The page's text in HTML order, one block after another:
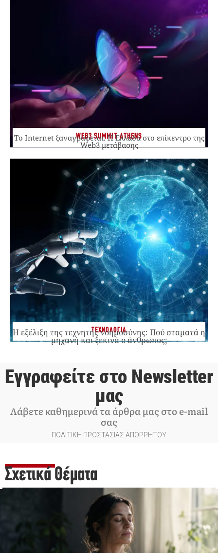
WEB3 SUMMIT ATHENS
Το Internet ξαναγράφεται. Η Ελλάδα στο επίκεντρο της
Web3 μετάβασης
ΤΕΧΝΟΛΟΓΙΑ
Η εξέλιξη της τεχνητής νοημοσύνης: Πού σταματά η
μηχανή και ξεκινά ο άνθρωπος;
Εγγραφείτε στο Newsletter
μας
Λάβετε καθημερινά τα άρθρα μας στο e-mail
σας
ΠΟΛΙΤΙΚΗ ΠΡΟΣΤΑΣΙΑΣ ΑΠΟΡΡΗΤΟΥ
Σχετικά Θέματα